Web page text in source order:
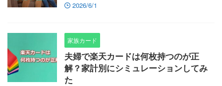
2026/6/1
家族カード
夫婦で楽天カードは何枚持つのが正
解？家計別にシミュレーションしてみ
た